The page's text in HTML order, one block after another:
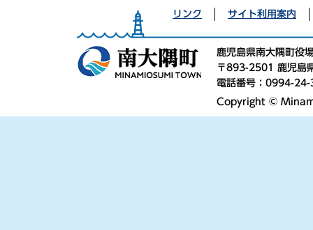
リンク サイト利用案内
鹿児島県南大隅町役
〒893-2501 鹿児島
電話番号：0994-
Copyright ©